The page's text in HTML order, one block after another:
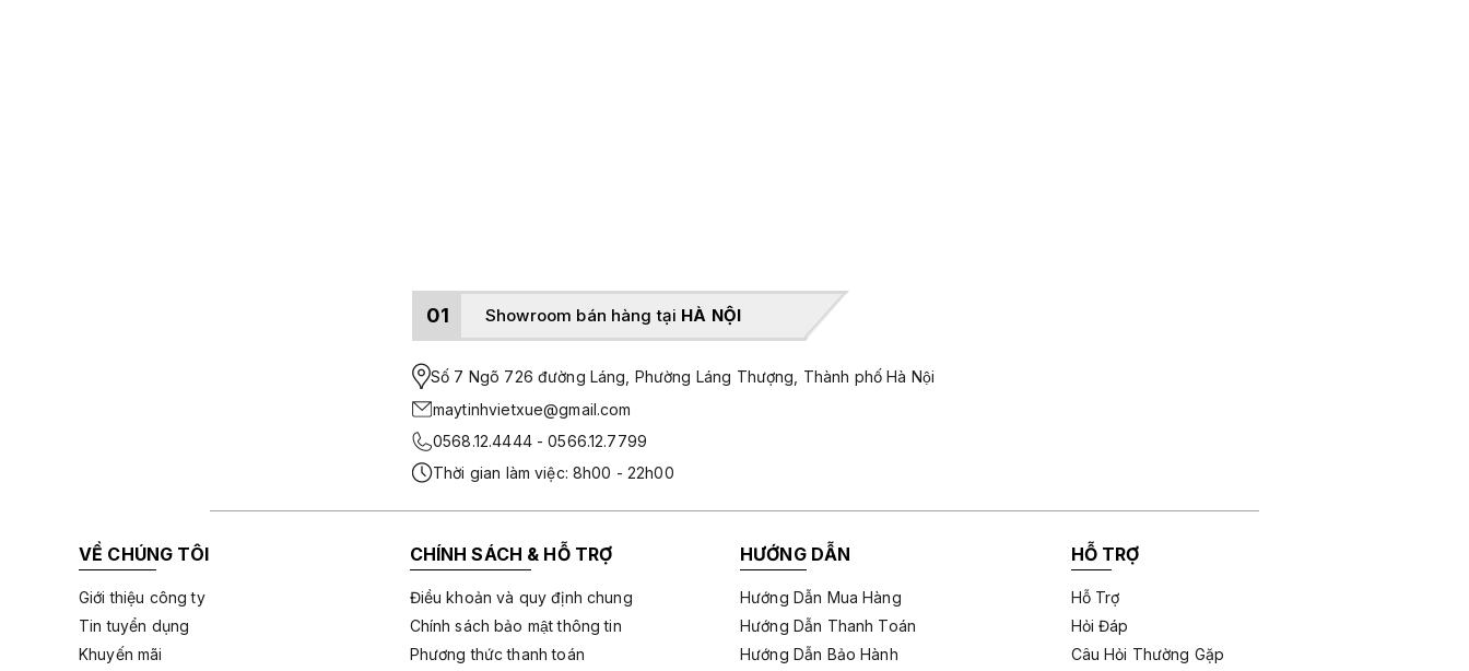
01 Showroom bán hàng tại HÀ NỘI
Số 7 Ngõ 726 đường Láng, Phường Láng Thượng, Thành phố Hà Nội
maytinhvietxue@gmail.com
0568.12.4444 - 0566.12.7799
Thời gian làm việc: 8h00 - 22h00
VỀ CHÚNG TÔI
Giới thiệu công ty
Tin tuyển dụng
Khuyến mãi
CHÍNH SÁCH & HỖ TRỢ
Điều khoản và quy định chung
Chính sách bảo mật thông tin
Phương thức thanh toán
HƯỚNG DẪN
Hướng Dẫn Mua Hàng
Hướng Dẫn Thanh Toán
Hướng Dẫn Bảo Hành
HỖ TRỢ
Hỗ Trợ
Hỏi Đáp
Câu Hỏi Thường Gặp